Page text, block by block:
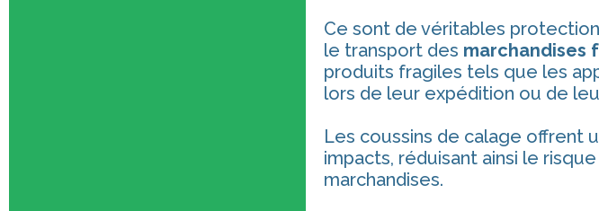
Ce sont de véritables
le transport des marchandises
produits fragiles tels que les
lors de leur expédition ou de
Les coussins de calage offrent
impacts, réduisant ainsi le
marchandises.